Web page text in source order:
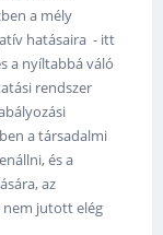
a mély
hatásaira - itt
a nyíltabbá váló
rendszer
a társadalmi
és a
az
nem jutott elég